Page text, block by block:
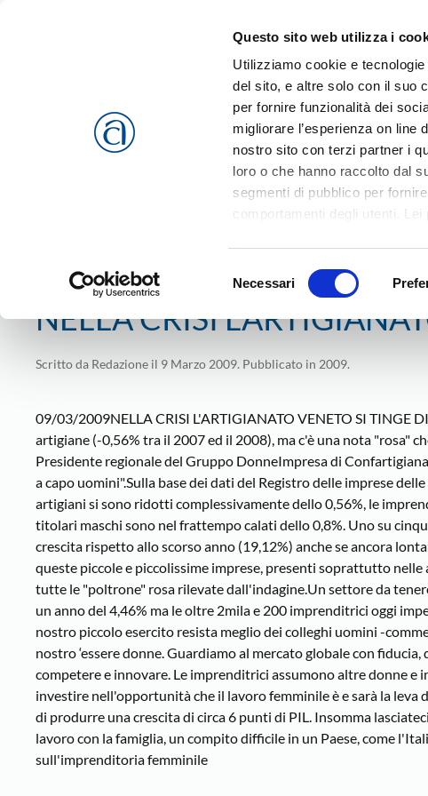
Questo sito web utilizza i
Utilizziamo cookie e
del sito, e altre solo con il suo
per fornire funzionalità dei
migliorare l’esperienza on line
nostro sito con terzi partner i
loro o che hanno raccolto dal
segmenti di pubblico per
comportamenti degli utenti.
cookies che vengono usati e
del
Necessari
CHI SIAMO SERVIZI
NELLA CRISI
Scritto da Redazione il 9 Marzo 2009. Pubblicato in 2009.
09/03/2009NELLA CRISI L'ARTIGIANATO VENETO SI TINGE
artigiane (-0,56% tra il 2007 ed il 2008), ma c'è una nota "rosa"
Presidente regionale del Gruppo DonneImpresa di
a capo uomini".Sulla base dei dati del Registro delle imprese
artigiani si sono ridotti complessivamente dello 0,56%, le
titolari maschi sono nel frattempo calati dello 0,8%. Uno su
crescita rispetto allo scorso anno (19,12%) anche se ancora
queste piccole e piccolissime imprese, presenti soprattutto
tutte le "poltrone" rosa rilevate dall'indagine.Un settore da
un anno del 4,46% ma le oltre 2mila e 200 imprenditrici oggi
nostro piccolo esercito resista meglio dei colleghi uomini -
nostro ‘essere donne. Guardiamo al mercato globale con
competere e innovare. Le imprenditrici assumono altre donne e
investire nell'opportunità che il lavoro femminile è e sarà la
di produrre una crescita di circa 6 punti di PIL. Insomma
lavoro con la famiglia, un compito difficile in un Paese, come
sull'imprenditoria femminile